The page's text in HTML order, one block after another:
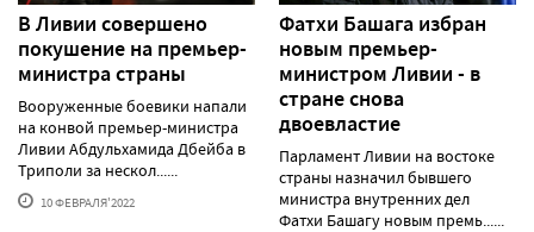
В Ливии совершено
покушение на премьер-
министра страны
Вооруженные боевики напали
на конвой премьер-министра
Ливии Абдульхамида Дбейба в
Триполи за нескол......
10 ФЕВРАЛЯ'2022
Фатхи Башага избран
новым премьер-
министром Ливии - в
стране снова
двоевластие
Парламент Ливии на востоке
страны назначил бывшего
министра внутренних дел
Фатхи Башагу новым премь......